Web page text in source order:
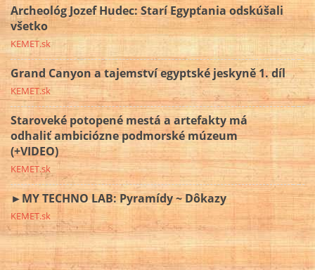
Archeológ Jozef Hudec: Starí Egypťania odskúšali
všetko
KEMET.sk
Grand Canyon a tajemství egyptské jeskyně 1. díl
KEMET.sk
Staroveké potopené mestá a artefakty má
odhaliť ambiciózne podmorské múzeum
(+VIDEO)
KEMET.sk
►MY TECHNO LAB: Pyramídy ~ Dôkazy
KEMET.sk